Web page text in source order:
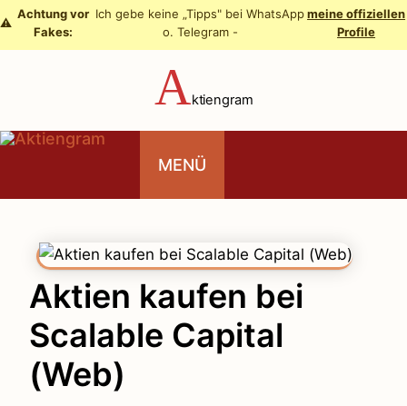
Zum
Inhalt
⚠️
Achtung vor
Fakes:
Ich gebe keine „Tipps" bei WhatsApp
o. Telegram -
meine offiziellen
Profile
Aktiengram
MENÜ
Aktien kaufen bei
Scalable Capital
(Web)